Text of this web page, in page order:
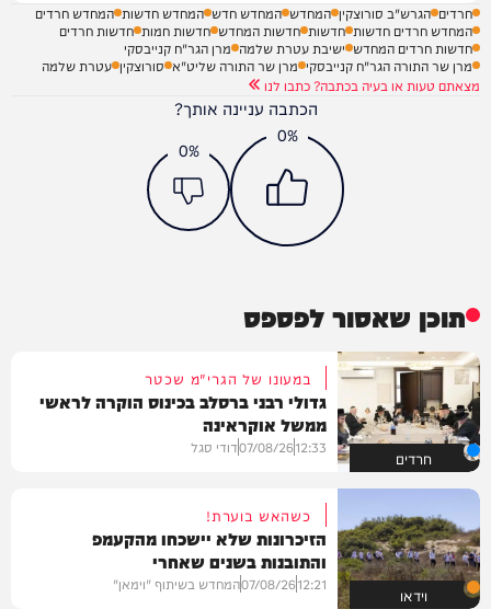
חרדים הגרש"ב סורוצקין המחדש המחדש חדש המחדש חדשות המחדש חרדים
המחדש חרדים חדשות חדשות חדשות המחדש חדשות חמות חדשות חרדים
חדשות חרדים המחדש ישיבת עטרת שלמה מרן הגר"ח קנייבסקי
מרן שר התורה הגר"ח קנייבסקי מרן שר התורה שליט"א סורוצקין עטרת שלמה
מצאתם טעות או בעיה בכתבה? כתבו לנו
הכתבה עניינה אותך?
0%
0%
תוכן שאסור לפספס
חרדים
במעונו של הגרי"מ שכטר
גדולי רבני ברסלב בכינוס הוקרה לראשי
ממשל אוקראינה
12:33
07/08/26דודי סגל
וידאו
כשהאש בוערת!
הזיכרונות שלא יישכחו מהקעמפ
והתובנות בשנים שאחרי
12:21
07/08/26המחדש בשיתוף "וימאן"